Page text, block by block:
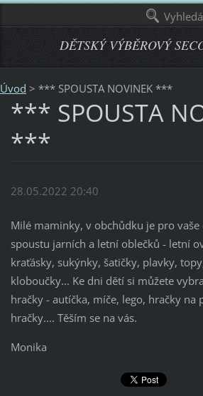
DĚTSKÝ VÝBĚROVÝ
Úvod > *** SPOUSTA NOVINEK ***
*** SPOUSTA
***
28.05.2022 20:40
Milé maminky, v obchůdku je pro
spoustu jarních a letní oblečků - letní
kraťásky, sukýnky, šatičky, plavky,
kloboučky... Ke dni dětí si můžete
hračky - autíčka, míče, lego, hračky na
hračky.... Těším se na vás.
Monika